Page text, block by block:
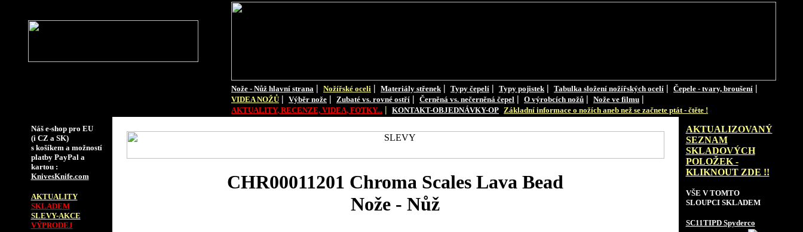
Nože - Nůž hlavní strana | Nožířské oceli | Materiály střenek | Typy čepelí | Typy pojistek | Tabulka složení nožířských ocelí | Čepele - tvary, broušení |
VIDEA NOŽŮ | Výběr nože | Zubaté vs. rovné ostří | Černěná vs. nečerněná čepel | O výrobcích nožů | Nože ve filmu |
AKTUALITY, RECENZE, VIDEA, FOTKY... | KONTAKT-OBJEDNÁVKY-OP Základní informace o nožích aneb než se začnete ptát - čtěte !
Náš e-shop pro EU
(i CZ a SK)
s košíkem a možností
platby PayPal a
kartou :
KnivesKnife.com
AKTUALITY
SKLADEM
SLEVY-AKCE
VÝPRODEJ
CHR00011201 Chroma Scales Lava Bead
Nože - Nůž
AKTUALIZOVANÝ
SEZNAM
SKLADOVÝCH
POLOŽEK -
KLIKNOUT ZDE !!
VŠE V TOMTO
SLOUPCI SKLADEM
SC11TIPD Spyderco